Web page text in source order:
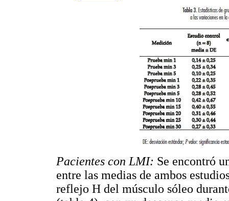
Pacientes con LMI: Se encontró
entre las medias de ambos
reflejo H del músculo sóleo